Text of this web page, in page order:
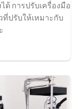
ด้ การปรับเครื่องมือ
ที่ปรับให้เหมาะกับ